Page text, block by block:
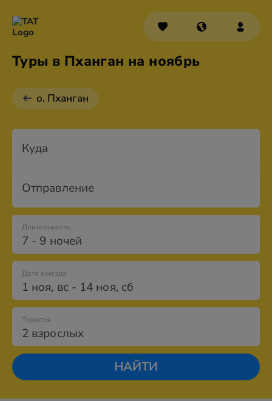
Туры в Пханган на ноябрь
о. Пханган
Куда
Отправление
7 - 9 ночей
Длительность
Дата выезда
1 ноя, вс- 14 ноя, сб
2 взрослых
Туристы
НАЙТИ